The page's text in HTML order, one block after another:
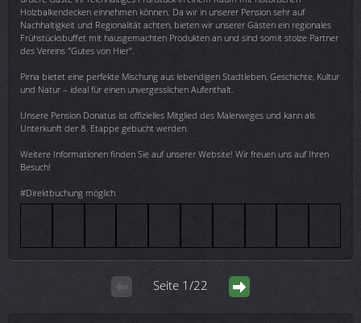
Holzbalkendecken einnehmen können. Da wir in unserer Pension sehr auf
Nachhaltigkeit und Regionalität achten, bieten wir unserer Gästen ein regionales
Frühstücksbuffet mit hausgemachten Produkten an und sind somit stolze Partner
des Vereins "Gutes von Hier".
Pirna bietet eine perfekte Mischung aus lebendigen Stadtleben, Geschichte, Kultur
und Natur – ideal für einen unvergesslichen Aufenthalt.
Unsere Pension Donatus ist offizielles Mitglied des Malerweges und kann als
Unterkunft der 8. Etappe gebucht werden.
Weitere Informationen finden Sie auf unserer Website! Wir freuen uns auf Ihren
Besuch!
#Direktbuchung möglich
Seite 1/22